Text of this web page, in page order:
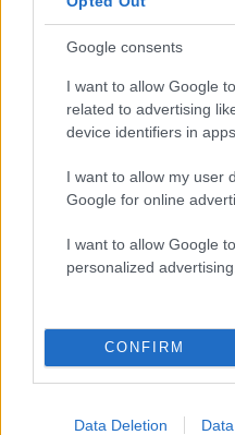
Google consents
I want to allow Google
related to advertising
device identifiers in apps.
I want to allow my user
Google for online
I want to allow Google
personalized advertising.
CONFIRM
Data Deletion
Σχόλια